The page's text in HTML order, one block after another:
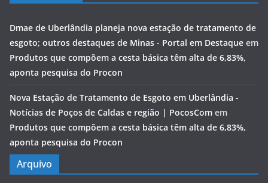
Dmae de Uberlândia planeja nova estação de tratamento de
esgoto; outros destaques de Minas - Portal em Destaque em
Produtos que compõem a cesta básica têm alta de 6,83%,
aponta pesquisa do Procon
Nova Estação de Tratamento de Esgoto em Uberlândia -
Notícias de Poços de Caldas e região | PocosCom em
Produtos que compõem a cesta básica têm alta de 6,83%,
aponta pesquisa do Procon
Arquivo